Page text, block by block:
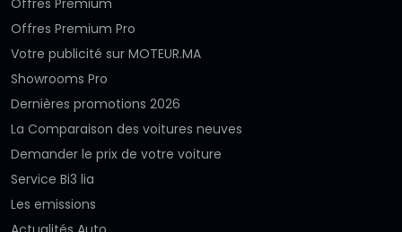
Offres Premium Pro
Votre publicité sur MOTEUR.MA
Showrooms Pro
Dernières promotions 2026
La Comparaison des voitures neuves
Demander le prix de votre voiture
Service Bi3 lia
Les emissions